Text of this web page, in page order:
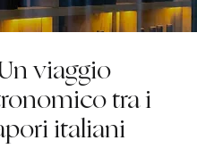
viaggio
tra i
italiani